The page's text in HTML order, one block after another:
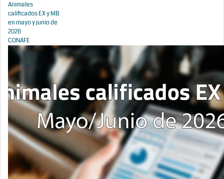
Animales
calificados EX y MB
en mayo y junio de
2026
CONAFE